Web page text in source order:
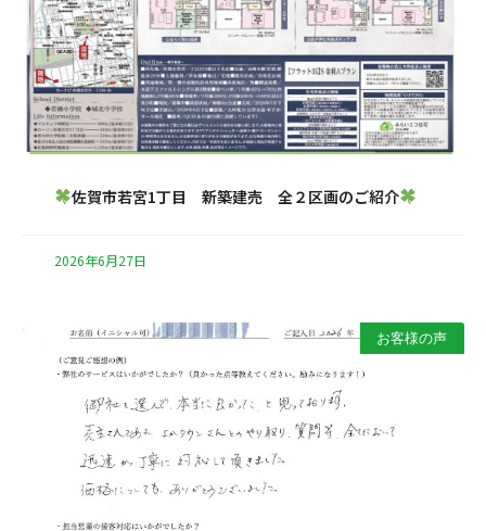
佐賀市若宮1丁目 新築建売 全２区画のご紹介
2026年6月27日
お客様の声